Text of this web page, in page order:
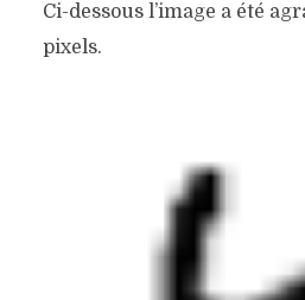
Ci-dessous l’image a été
pixels.